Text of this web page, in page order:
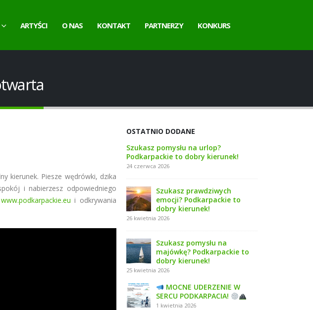
ARTYŚCI O NAS KONTAKT PARTNERZY KONKURS
kierunek. Piesze wędrówki, dzika
i nabierzesz odpowiedniego
www.podkarpackie.eu i odkrywania
OSTATNIO DODANE
Szukasz pomysłu na urlop?
Podkarpackie to dobry kierunek!
24 czerwca 2026
Szukasz prawdziwych
emocji? Podkarpackie to
dobry kierunek!
26 kwietnia 2026
Szukasz pomysłu na
majówkę? Podkarpackie to
dobry kierunek!
25 kwietnia 2026
MOCNE UDERZENIE W
SERCU PODKARPACIA!
1 kwietnia 2026